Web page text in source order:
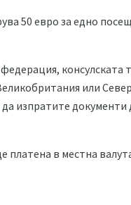
50 евро за едно
консулската
или
изпратите документи
платена в местна